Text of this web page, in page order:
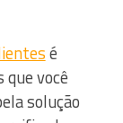
é
você
solução